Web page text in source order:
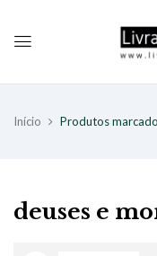
Início Produtos
deuses e